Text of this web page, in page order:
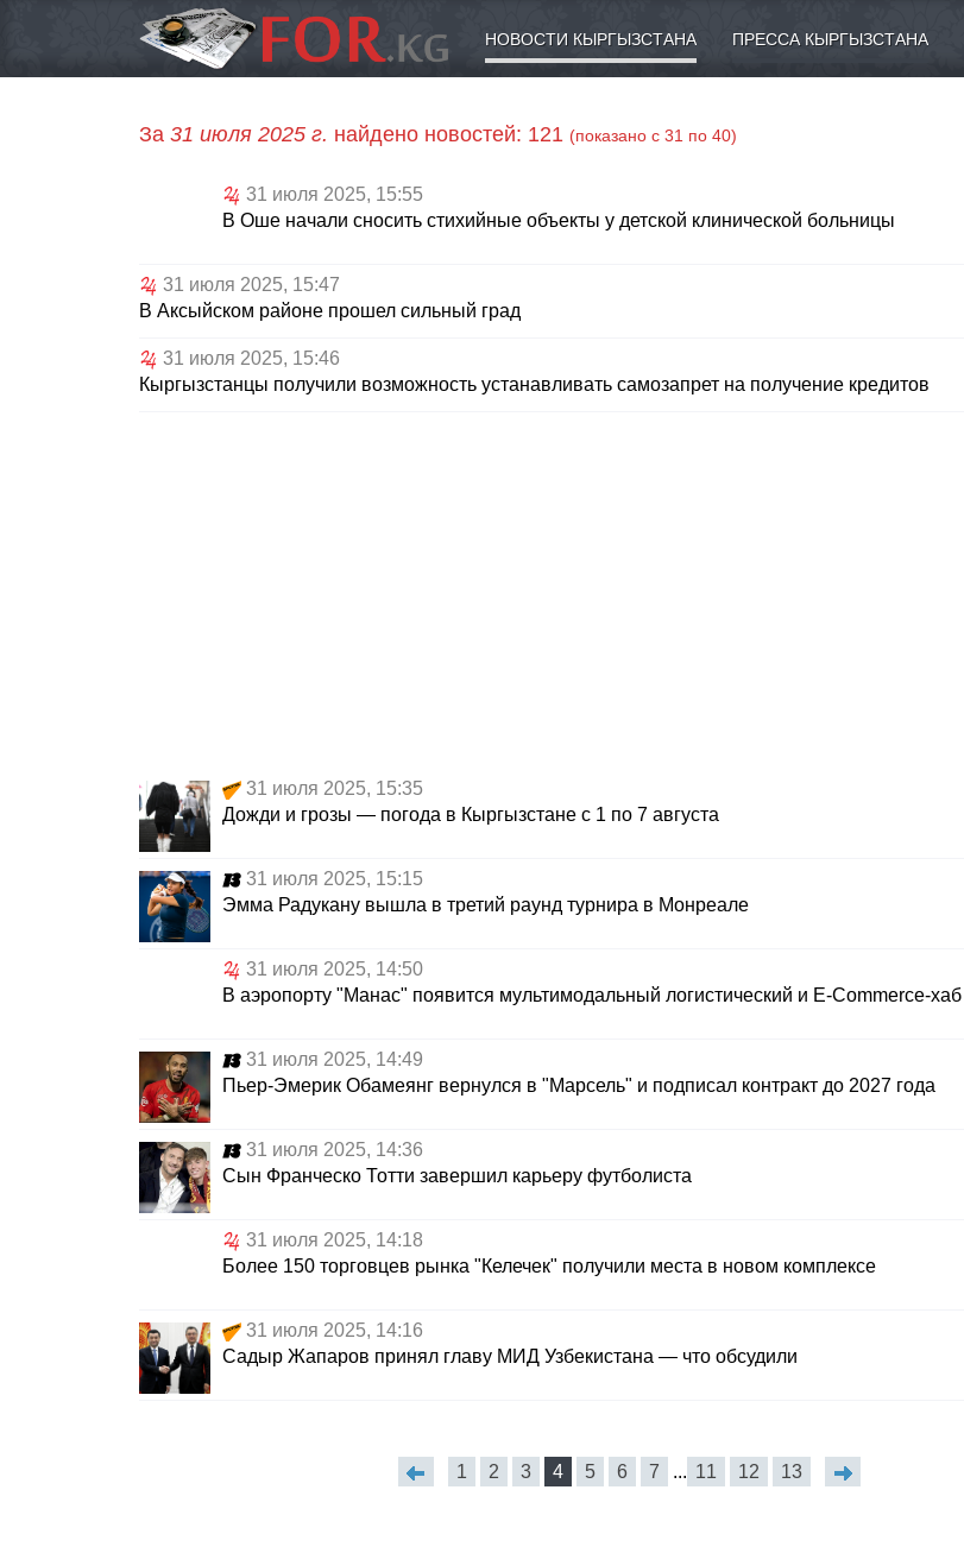
НОВОСТИ КЫРГЫЗСТАНА ПРЕССА КЫРГЫЗСТАНА
За 31 июля 2025 г. найдено новостей: 121 (показано с 31 по 40)
31 июля 2025, 15:55
В Оше начали сносить стихийные объекты у детской клинической больницы
31 июля 2025, 15:47
В Аксыйском районе прошел сильный град
31 июля 2025, 15:46
Кыргызстанцы получили возможность устанавливать самозапрет на получение кредитов
31 июля 2025, 15:35
Дожди и грозы — погода в Кыргызстане с 1 по 7 августа
31 июля 2025, 15:15
Эмма Радукану вышла в третий раунд турнира в Монреале
31 июля 2025, 14:50
В аэропорту "Манас" появится мультимодальный логистический и E-Commerce-хаб
31 июля 2025, 14:49
Пьер-Эмерик Обамеянг вернулся в "Марсель" и подписал контракт до 2027 года
31 июля 2025, 14:36
Сын Франческо Тотти завершил карьеру футболиста
31 июля 2025, 14:18
Более 150 торговцев рынка "Келечек" получили места в новом комплексе
31 июля 2025, 14:16
Садыр Жапаров принял главу МИД Узбекистана — что обсудили
1 2 3 4 5 6 7 ... 11 12 13